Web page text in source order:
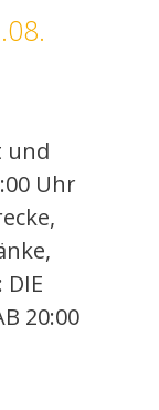
und
Uhr
DIE
20:00